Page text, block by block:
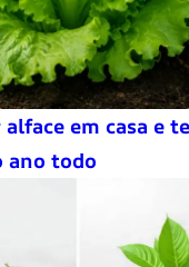
em casa e
ano todo